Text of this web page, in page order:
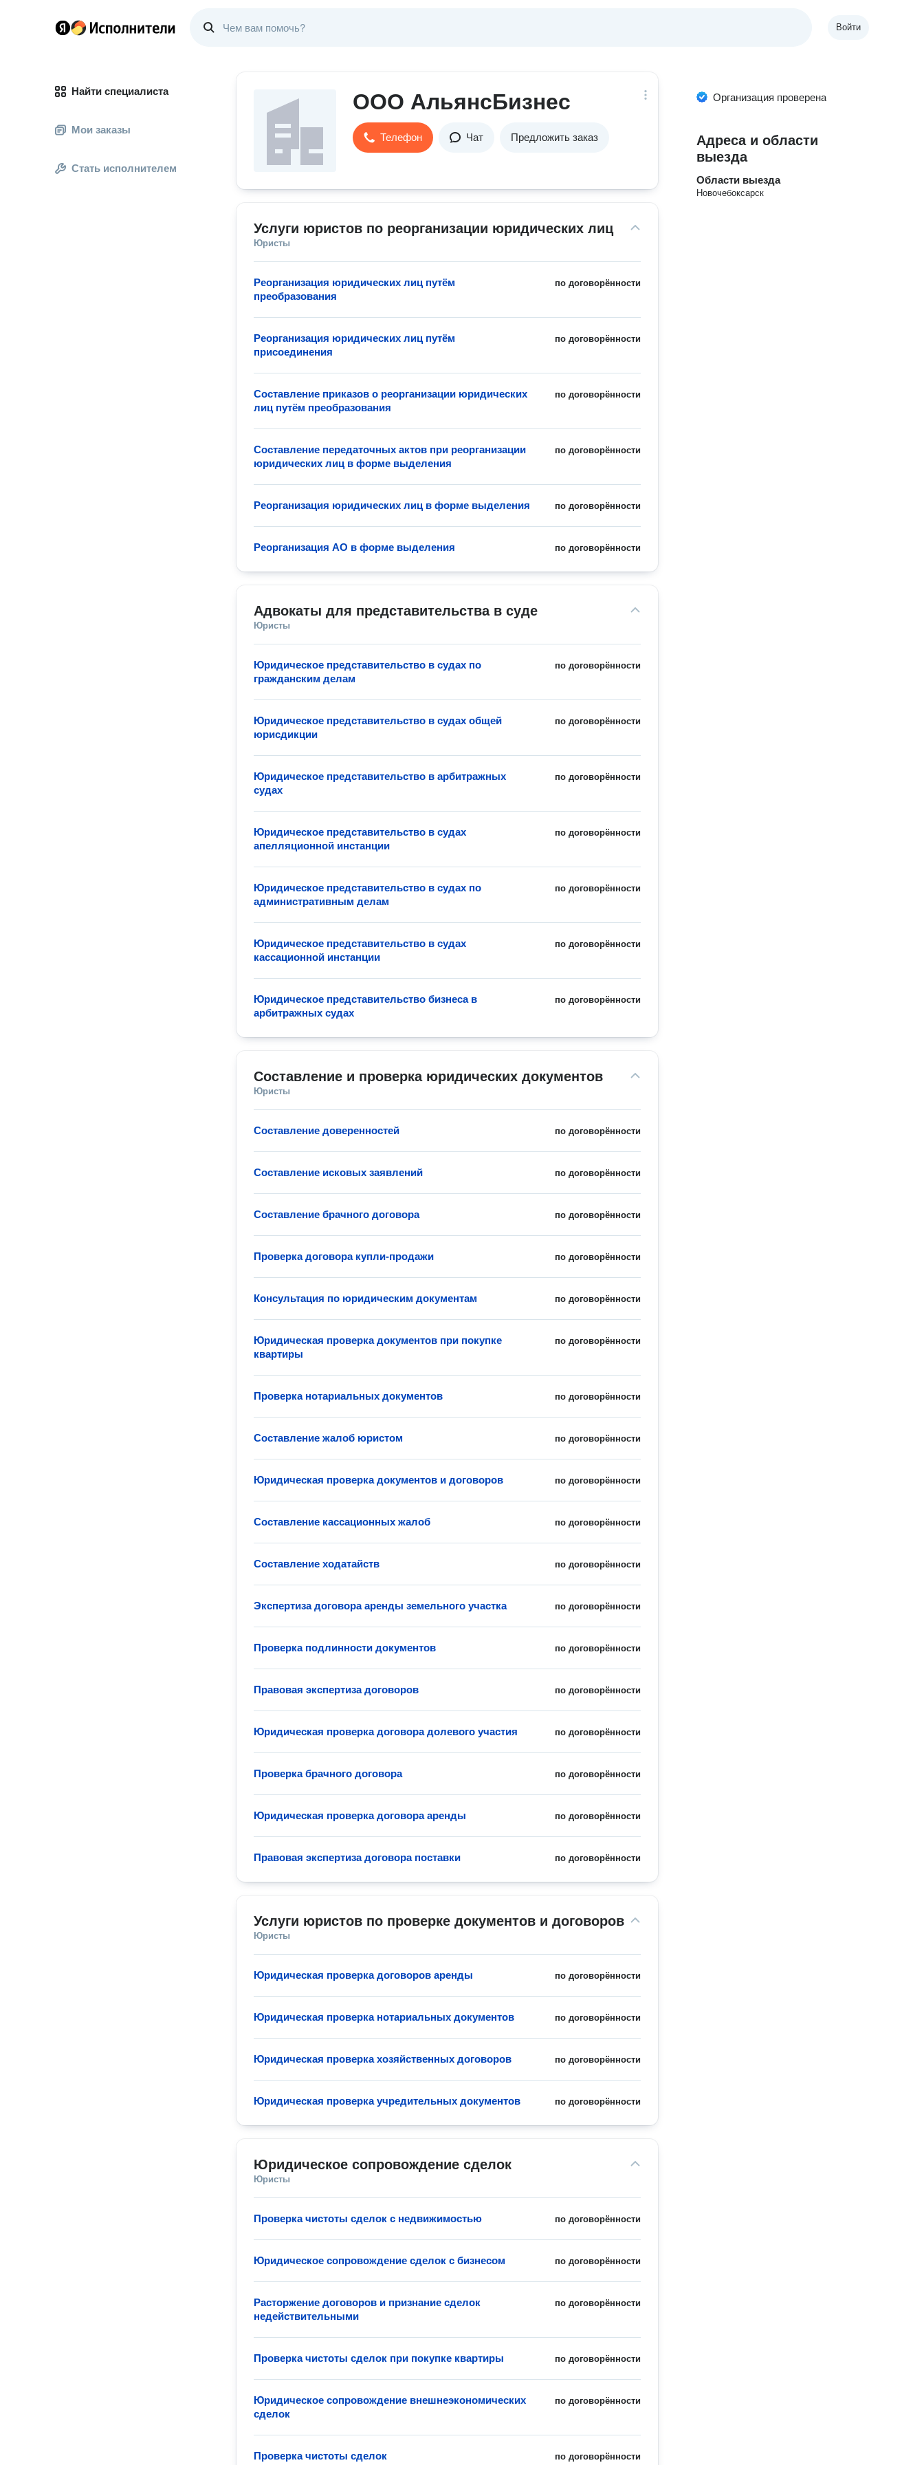
Войти
Найти специалиста
Мои заказы
Стать исполнителем
ООО АльянсБизнес
Телефон Чат Предложить заказ
Услуги юристов по реорганизации юридических лиц
Юристы
по договорённости
Реорганизация юридических лиц путём
преобразования
по договорённости
Реорганизация юридических лиц путём
присоединения
по договорённости
Составление приказов о реорганизации юридических
лиц путём преобразования
по договорённости
Составление передаточных актов при реорганизации
юридических лиц в форме выделения
по договорённости
Реорганизация юридических лиц в форме выделения
по договорённости
Реорганизация АО в форме выделения
Адвокаты для представительства в суде
Юристы
по договорённости
Юридическое представительство в судах по
гражданским делам
по договорённости
Юридическое представительство в судах общей
юрисдикции
по договорённости
Юридическое представительство в арбитражных
судах
по договорённости
Юридическое представительство в судах
апелляционной инстанции
по договорённости
Юридическое представительство в судах по
административным делам
по договорённости
Юридическое представительство в судах
кассационной инстанции
по договорённости
Юридическое представительство бизнеса в
арбитражных судах
Составление и проверка юридических документов
Юристы
по договорённости
Составление доверенностей
по договорённости
Составление исковых заявлений
по договорённости
Составление брачного договора
по договорённости
Проверка договора купли-продажи
по договорённости
Консультация по юридическим документам
по договорённости
Юридическая проверка документов при покупке
квартиры
по договорённости
Проверка нотариальных документов
по договорённости
Составление жалоб юристом
по договорённости
Юридическая проверка документов и договоров
по договорённости
Составление кассационных жалоб
по договорённости
Составление ходатайств
по договорённости
Экспертиза договора аренды земельного участка
по договорённости
Проверка подлинности документов
по договорённости
Правовая экспертиза договоров
по договорённости
Юридическая проверка договора долевого участия
по договорённости
Проверка брачного договора
по договорённости
Юридическая проверка договора аренды
по договорённости
Правовая экспертиза договора поставки
Услуги юристов по проверке документов и договоров
Юристы
по договорённости
Юридическая проверка договоров аренды
по договорённости
Юридическая проверка нотариальных документов
по договорённости
Юридическая проверка хозяйственных договоров
по договорённости
Юридическая проверка учредительных документов
Юридическое сопровождение сделок
Юристы
по договорённости
Проверка чистоты сделок с недвижимостью
по договорённости
Юридическое сопровождение сделок с бизнесом
по договорённости
Расторжение договоров и признание сделок
недействительными
по договорённости
Проверка чистоты сделок при покупке квартиры
по договорённости
Юридическое сопровождение внешнеэкономических
сделок
по договорённости
Проверка чистоты сделок
Организация проверена
Адреса и области
выезда
Области выезда
Новочебоксарск